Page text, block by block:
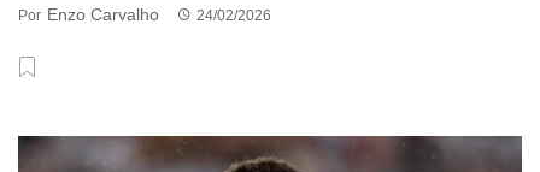
Por Enzo Carvalho 24/02/2026